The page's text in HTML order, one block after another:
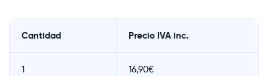
Cantidad Precio IVA inc.
1 16,90€